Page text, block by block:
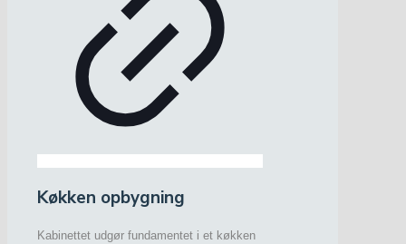
Køkken opbygning
Kabinettet udgør fundamentet i et køkken